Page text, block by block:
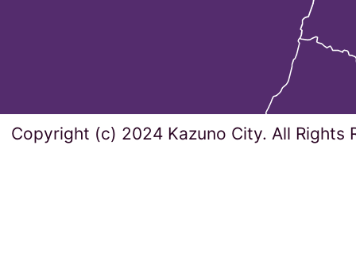
Copyright (c) 2024 Kazuno City. All Rights